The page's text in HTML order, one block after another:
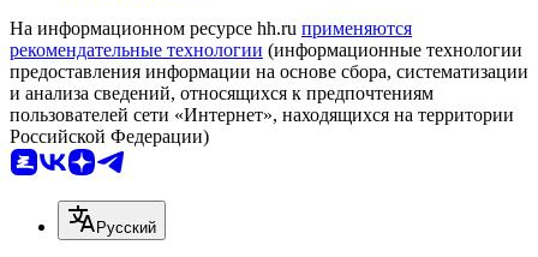
На информационном ресурсе hh.ru применяются
рекомендательные технологии (информационные технологии
предоставления информации на основе сбора, систематизации
и анализа сведений, относящихся к предпочтениям
пользователей сети «Интернет», находящихся на территории
Российской Федерации)
Русский